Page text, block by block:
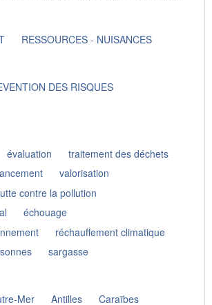
RESSOURCES - NUISANCES
DES RISQUES
évaluation
traitement des déchets
valorisation
contre la pollution
échouage
réchauffement climatique
sargasse
Mer
Antilles Caraïbes